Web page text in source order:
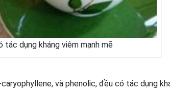
tác dụng kháng viêm mạnh mẽ
và phenolic, đều có tác dụng